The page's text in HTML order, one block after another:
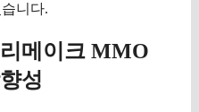
니다.
메이크 MMO
성